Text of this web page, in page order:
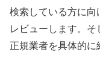
検索している方に向
レビューします。
正規業者を具体的に